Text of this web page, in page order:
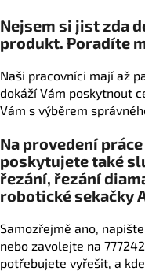
Nejsem si jist zda
produkt. Poradíte
Naši pracovníci mají až
dokáží Vám poskytnout
Vám s výběrem
Na provedení
poskytujete také
řezání, řezání
robotické sekačky
Samozřejmě ano,
nebo zavolejte na
potřebujete vyřešit, a
D
p
o
r
č
u
j
e
e